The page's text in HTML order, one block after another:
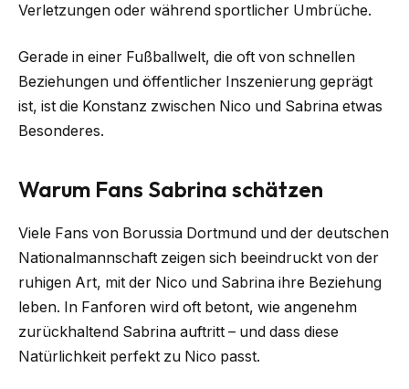
Verletzungen oder während sportlicher Umbrüche.
Gerade in einer Fußballwelt, die oft von schnellen
Beziehungen und öffentlicher Inszenierung geprägt
ist, ist die Konstanz zwischen Nico und Sabrina etwas
Besonderes.
Warum Fans Sabrina schätzen
Viele Fans von Borussia Dortmund und der deutschen
Nationalmannschaft zeigen sich beeindruckt von der
ruhigen Art, mit der Nico und Sabrina ihre Beziehung
leben. In Fanforen wird oft betont, wie angenehm
zurückhaltend Sabrina auftritt – und dass diese
Natürlichkeit perfekt zu Nico passt.